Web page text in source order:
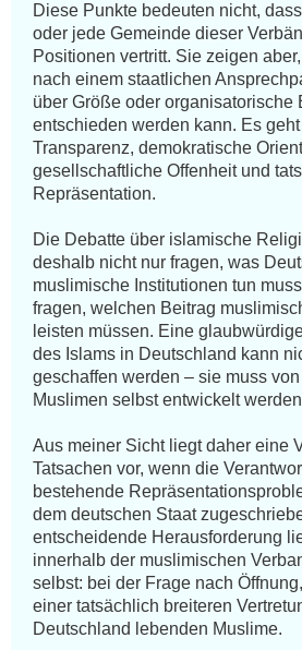
Diese Punkte bedeuten nicht,
oder jede Gemeinde dieser
Positionen vertritt. Sie zeigen
nach einem staatlichen
über Größe oder organisatorische
entschieden werden kann. Es
Transparenz, demokratische
gesellschaftliche Offenheit und
Repräsentation.
Die Debatte über islamische
deshalb nicht nur fragen, was
muslimische Institutionen tun
fragen, welchen Beitrag
leisten müssen. Eine
des Islams in Deutschland kann
geschaffen werden – sie muss
Muslimen selbst entwickelt
Aus meiner Sicht liegt daher eine
Tatsachen vor, wenn die
bestehende
dem deutschen Staat
entscheidende Herausforderung
innerhalb der muslimischen
selbst: bei der Frage nach
einer tatsächlich breiteren
Deutschland lebenden Muslime.